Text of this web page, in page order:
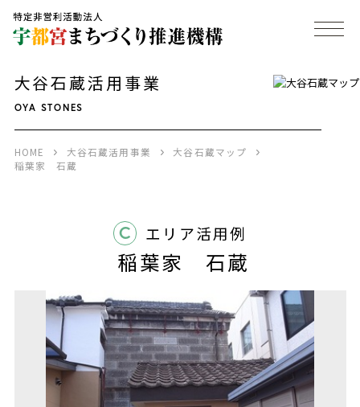
大谷石蔵活用事業
OYA STONES
HOME 大谷石蔵活用事業
大谷石蔵マップ
稲葉家 石蔵
C エリア活用例
稲葉家 石蔵